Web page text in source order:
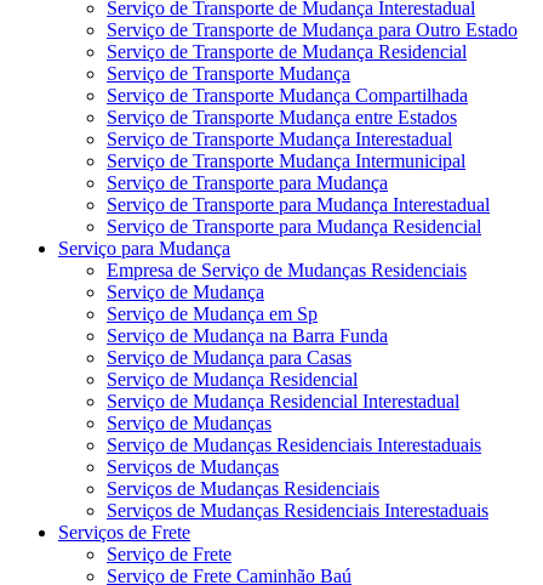
Serviço de Transporte de Mudança Interestadual
Serviço de Transporte de Mudança para Outro Estado
Serviço de Transporte de Mudança Residencial
Serviço de Transporte Mudança
Serviço de Transporte Mudança Compartilhada
Serviço de Transporte Mudança entre Estados
Serviço de Transporte Mudança Interestadual
Serviço de Transporte Mudança Intermunicipal
Serviço de Transporte para Mudança
Serviço de Transporte para Mudança Interestadual
Serviço de Transporte para Mudança Residencial
Serviço para Mudança
Empresa de Serviço de Mudanças Residenciais
Serviço de Mudança
Serviço de Mudança em Sp
Serviço de Mudança na Barra Funda
Serviço de Mudança para Casas
Serviço de Mudança Residencial
Serviço de Mudança Residencial Interestadual
Serviço de Mudanças
Serviço de Mudanças Residenciais Interestaduais
Serviços de Mudanças
Serviços de Mudanças Residenciais
Serviços de Mudanças Residenciais Interestaduais
Serviços de Frete
Serviço de Frete
Serviço de Frete Caminhão Baú